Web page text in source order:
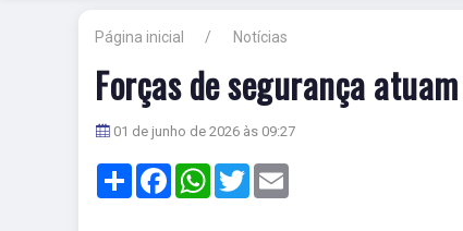
Página inicial Notícias
Forças de segurança
01 de junho de 2026 às 09:27
Share FacebookWhatsApp
Twitter